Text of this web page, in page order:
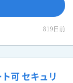
819日前
可 セキュリ